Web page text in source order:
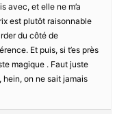
avec, et elle ne m’a
est plutôt raisonnable
du côté de
Et puis, si t’es près
magique . Faut juste
on ne sait jamais